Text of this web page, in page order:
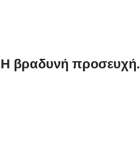
Η βραδυνή προσευχή.